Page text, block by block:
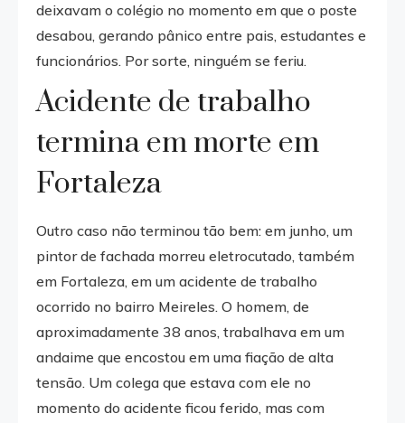
deixavam o colégio no momento em que o poste
desabou, gerando pânico entre pais, estudantes e
funcionários. Por sorte, ninguém se feriu.
Acidente de trabalho
termina em morte em
Fortaleza
Outro caso não terminou tão bem: em junho, um
pintor de fachada morreu eletrocutado, também
em Fortaleza, em um acidente de trabalho
ocorrido no bairro Meireles. O homem, de
aproximadamente 38 anos, trabalhava em um
andaime que encostou em uma fiação de alta
tensão. Um colega que estava com ele no
momento do acidente ficou ferido, mas com